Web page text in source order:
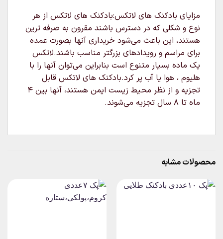
مزایای بادکنک های لاتکس:بادکنک های لاتکس از هر
نوع و شکلی که در دسترس باشند مقرون به صرفه ترین
هستند، این باعث می‌شود خریداری آنها بصورت عمده
برای مراسم و رویدادهای بزرگتر مناسب باشند.لاتکس
یک ماده بسیار متنوع است بنابراین می‌توان آنها را با
هلیوم ، هوا یا آب پر کرد.بادکنک های لاتکس قابل
تجزیه و از نظر محیط زیست ایمن هستند، آنها بین ۴
ماه تا ۸ سال تجزیه می‌شوند.
محصولات مشابه